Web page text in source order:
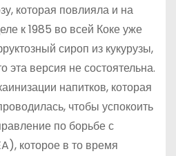
которая повлияла и на
к 1985 во всей Коке уже
сироп из кукурузы,
эта версия не состоятельна.
напитков, которая
чтобы успокоить
по борьбе с
которое в то время